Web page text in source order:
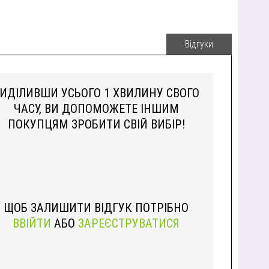
Відгуки
УСЬОГО 1 ХВИЛИНУ СВОГО
ЧАСУ, ВИ ДОПОМОЖЕТЕ ІНШИМ
ПОКУПЦЯМ ЗРОБИТИ СВІЙ ВИБІР!
ЩОБ ЗАЛИШИТИ ВІДГУК ПОТРІБНО
ВВІЙТИ АБО ЗАРЕЄСТРУВАТИСЯ